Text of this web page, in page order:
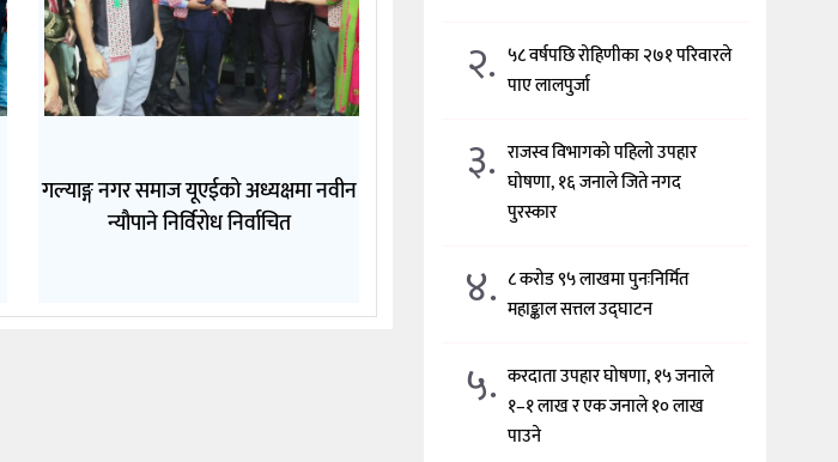
गल्याङ्ग नगर समाज यूएईको अध्यक्षमा नवीन
न्यौपाने निर्विरोध निर्वाचित
२. ५८ वर्षपछि रोहिणीका २७१ परिवारले
पाए लालपुर्जा
३. राजस्व विभागको पहिलो उपहार
घोषणा, १६ जनाले जिते नगद
पुरस्कार
४. ८ करोड ९५ लाखमा पुनःनिर्मित
महाङ्काल सत्तल उद्घाटन
५. करदाता उपहार घोषणा, १५ जनाले
१–१ लाख र एक जनाले १० लाख
पाउने